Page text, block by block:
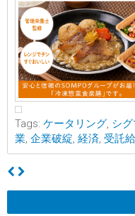
Tags: ケータリング, シ
業, 企業破綻, 経済, 受託